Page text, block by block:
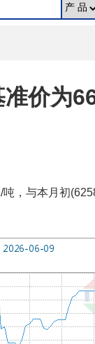
价为
，与本月初